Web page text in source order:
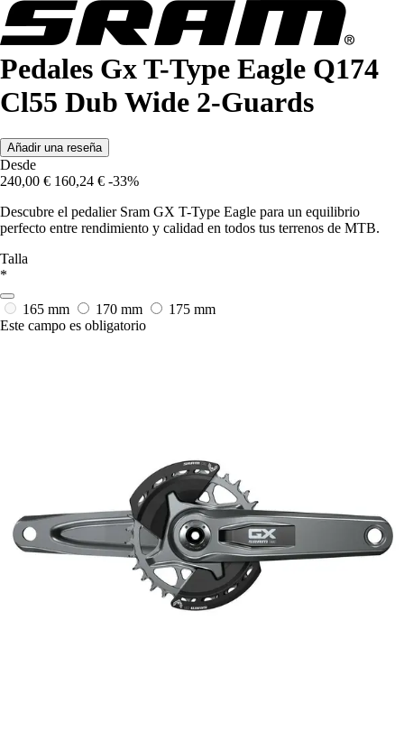
Pedales Gx T-Type Eagle Q174
Cl55 Dub Wide 2-Guards
Añadir una reseña
Desde
240,00 € 160,24 € -33%
Descubre el pedalier Sram GX T-Type Eagle para un equilibrio
perfecto entre rendimiento y calidad en todos tus terrenos de MTB.
Talla
*
165 mm 170 mm
175 mm
Este campo es obligatorio